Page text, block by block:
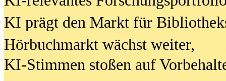
KI prägt den Markt für
Hörbuchmarkt wächst weiter,
KI-Stimmen stoßen auf